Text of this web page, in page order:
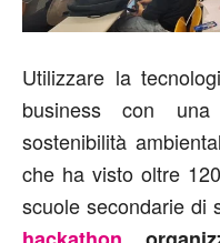
Utilizzare la
business con
sostenibilità
che ha visto oltre
scuole secondarie di